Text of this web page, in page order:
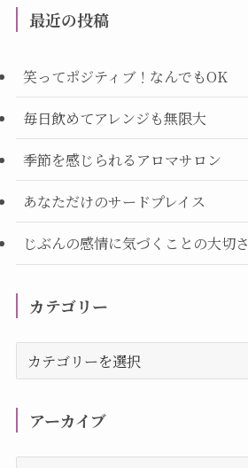
最近の投稿
笑ってポジティブ！なんでもOK
毎日飲めてアレンジも無限大
季節を感じられるアロマサロン
あなただけのサードプレイス
じぶんの感情に気づくことの大切さ
カテゴリー
テ
アーカイブ